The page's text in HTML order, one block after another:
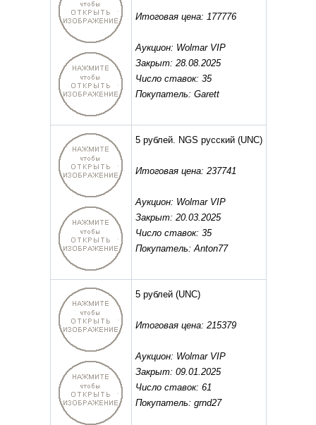
Итоговая цена: 177776
Аукцион: Wolmar VIP
Закрыт: 28.08.2025
Число ставок: 35
Покупатель: Garett
5 рублей. NGS русский(UNC)
Итоговая цена: 237741
Аукцион: Wolmar VIP
Закрыт: 20.03.2025
Число ставок: 35
Покупатель: Anton77
5 рублей(UNC)
Итоговая цена: 215379
Аукцион: Wolmar VIP
Закрыт: 09.01.2025
Число ставок: 61
Покупатель: grnd27